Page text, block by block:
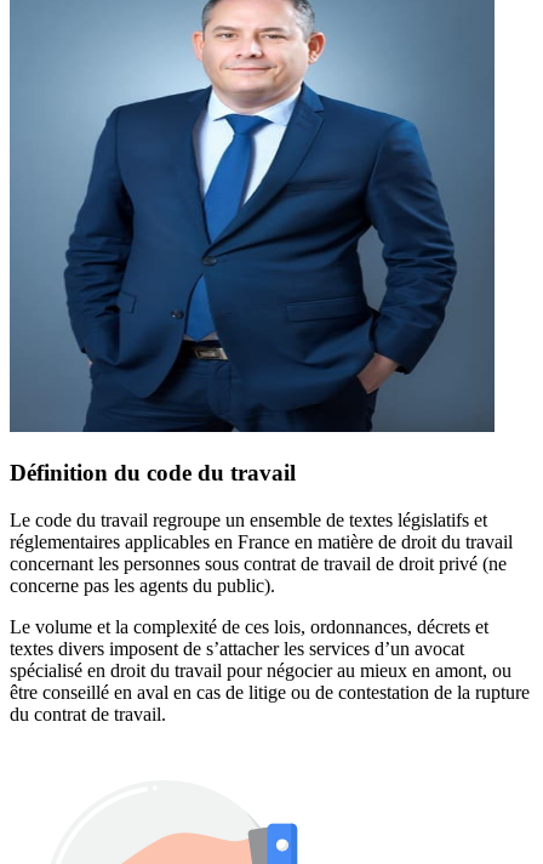
Définition du code du travail
Le code du travail regroupe un ensemble de textes législatifs et
réglementaires applicables en France en matière de droit du travail
concernant les personnes sous contrat de travail de droit privé (ne
concerne pas les agents du public).
Le volume et la complexité de ces lois, ordonnances, décrets et
textes divers imposent de s’attacher les services d’un avocat
spécialisé en droit du travail pour négocier au mieux en amont, ou
être conseillé en aval en cas de litige ou de contestation de la rupture
du contrat de travail.